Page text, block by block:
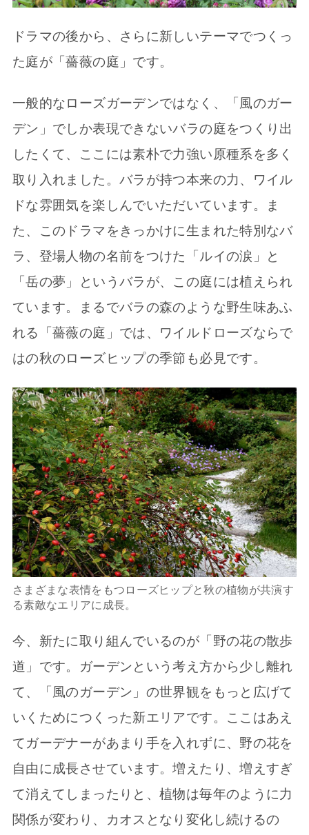
ドラマの後から、さらに新しいテーマでつくっ
た庭が「薔薇の庭」です。
一般的なローズガーデンではなく、「風のガー
デン」でしか表現できないバラの庭をつくり出
したくて、ここには素朴で力強い原種系を多く
取り入れました。バラが持つ本来の力、ワイル
ドな雰囲気を楽しんでいただいています。ま
た、このドラマをきっかけに生まれた特別なバ
ラ、登場人物の名前をつけた「ルイの涙」と
「岳の夢」というバラが、この庭には植えられ
ています。まるでバラの森のような野生味あふ
れる「薔薇の庭」では、ワイルドローズならで
はの秋のローズヒップの季節も必見です。
さまざまな表情をもつローズヒップと秋の植物が共演す
る素敵なエリアに成長。
今、新たに取り組んでいるのが「野の花の散歩
道」です。ガーデンという考え方から少し離れ
て、「風のガーデン」の世界観をもっと広げて
いくためにつくった新エリアです。ここはあえ
てガーデナーがあまり手を入れずに、野の花を
自由に成長させています。増えたり、増えすぎ
て消えてしまったりと、植物は毎年のように力
関係が変わり、カオスとなり変化し続けるの